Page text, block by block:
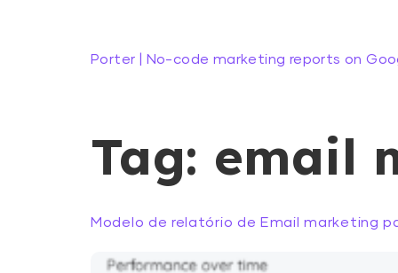
Porter | No-code marketing reports on
Tag: email
Modelo de relatório de Email marketing